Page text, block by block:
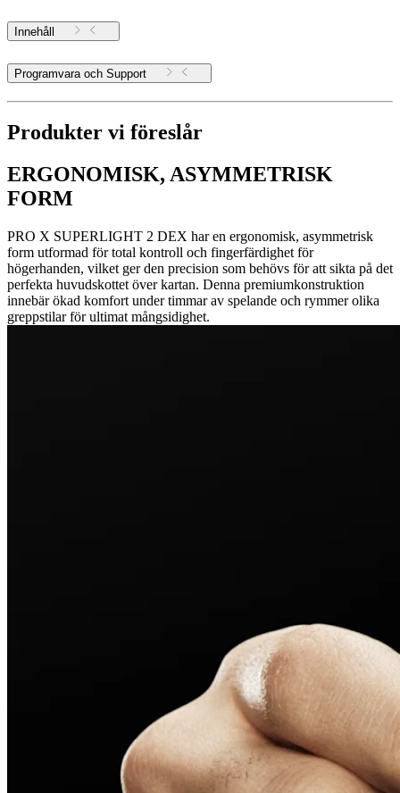
Innehåll
Programvara och Support
Produkter vi föreslår
ERGONOMISK, ASYMMETRISK
FORM
PRO X SUPERLIGHT 2 DEX har en ergonomisk, asymmetrisk
form utformad för total kontroll och fingerfärdighet för
högerhanden, vilket ger den precision som behövs för att sikta på det
perfekta huvudskottet över kartan. Denna premiumkonstruktion
innebär ökad komfort under timmar av spelande och rymmer olika
greppstilar för ultimat mångsidighet.